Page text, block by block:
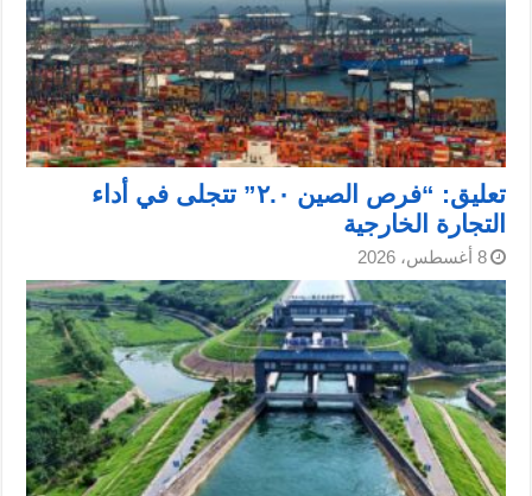
تعليق: “فرص الصين ٢.٠” تتجلى في أداء
التجارة الخارجية
8 أغسطس، 2026